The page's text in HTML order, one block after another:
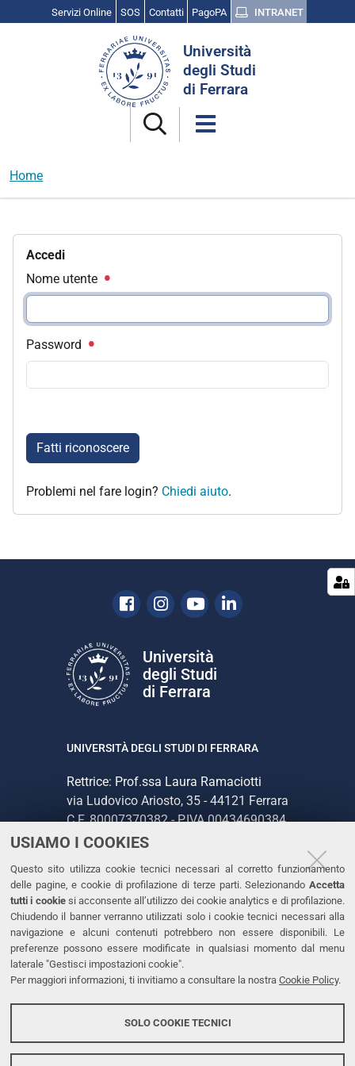
USIAMO I COOKIES
Questo sito utilizza cookie tecnici necessari al corretto funzionamento
delle pagine, e cookie di profilazione di terze parti. Selezionando Accetta
tutti i cookiesi acconsente all’utilizzo dei cookie analytics e di profilazione.
Chiudendo il banner verranno utilizzati solo i cookie tecnici necessari alla
navigazione e alcuni contenuti potrebbero non essere disponibili. Le
preferenze possono essere modificate in qualsiasi momento dal menu
laterale "Gestisci impostazioni cookie".
Per maggiori informazioni, ti invitiamo a consultare la nostra Cookie Policy.
SOLO COOKIE TECNICI
Servizi Online SOS Contatti PagoPA INTRANET
Università
degli Studi
di Ferrara
Home
Accedi
Nome utente
Password
Fatti riconoscere
Problemi nel fare login? Chiedi aiuto.
Facebook
Instagram
YoutubeLinkedin
Università
degli Studi
di Ferrara
UNIVERSITÀ DEGLI STUDI DI FERRARA
Rettrice: Prof.ssa Laura Ramaciotti
via Ludovico Ariosto, 35 - 44121 Ferrara
C.F. 80007370382 - P.IVA 00434690384
CONTATTI
Tel. +39 0532 293111
Fax. +39 0532 293031
PEC
LINKS
Accessibilità
Protezione dati personali